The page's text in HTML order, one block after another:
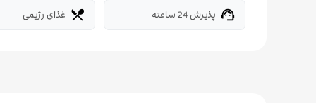
support_agent پذیرش 24 ساعته restaurant_menu غذای رژیمی